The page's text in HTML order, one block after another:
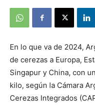
En lo que va de 2024,
de cerezas a Europa,
Singapur y China, con
kilo, según la Cámara
Cerezas Integrados